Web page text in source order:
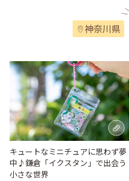
神奈川県
キュートなミニチュアに思わず夢
中♪鎌倉「イクスタン」で出会う
小さな世界